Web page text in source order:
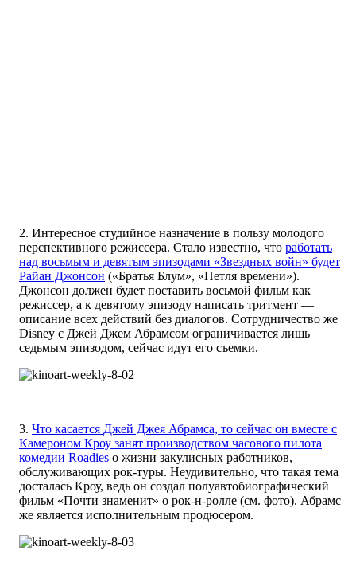
2. Интересное студийное назначение в пользу молодого
перспективного режиссера. Стало известно, что работать
над восьмым и девятым эпизодами «Звездных войн» будет
Райан Джонсон («Братья Блум», «Петля времени»).
Джонсон должен будет поставить восьмой фильм как
режиссер, а к девятому эпизоду написать тритмент —
описание всех действий без диалогов. Сотрудничество же
Disney с Джей Джем Абрамсом ограничивается лишь
седьмым эпизодом, сейчас идут его съемки.
3. Что касается Джей Джея Абрамса, то сейчас он вместе с
Камероном Кроу занят производством часового пилота
комедии Roadies о жизни закулисных работников,
обслуживающих рок-туры. Неудивительно, что такая тема
досталась Кроу, ведь он создал полуавтобиографический
фильм «Почти знаменит» о рок-н-ролле (см. фото). Абрамс
же является исполнительным продюсером.